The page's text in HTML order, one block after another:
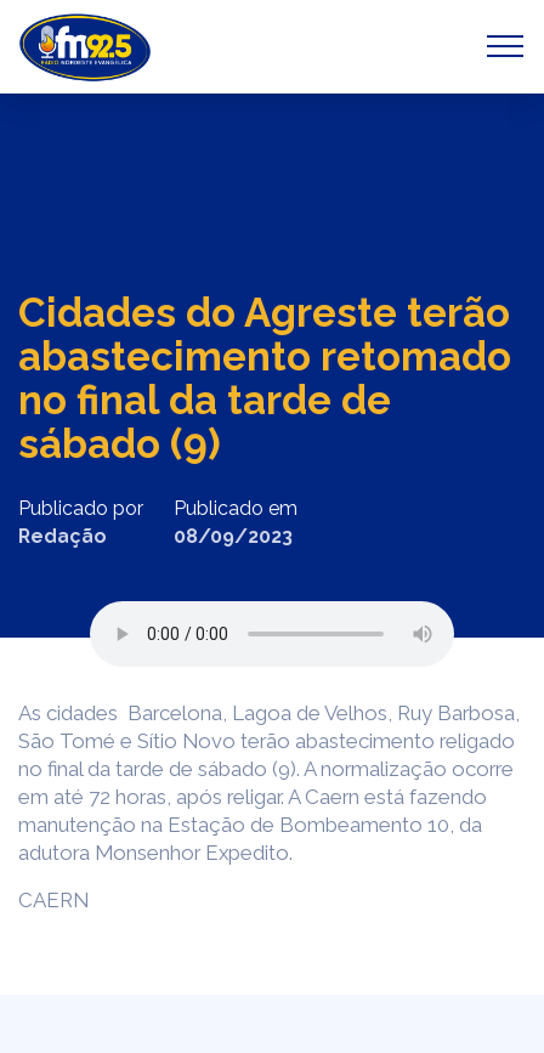
Previous Next
Cidades do Agreste terão
abastecimento retomado
no final da tarde de
sábado (9)
Publicado por
Redação
Publicado em
08/09/2023
As cidades Barcelona, Lagoa de Velhos, Ruy Barbosa,
São Tomé e Sítio Novo terão abastecimento religado
no final da tarde de sábado (9). A normalização ocorre
em até 72 horas, após religar. A Caern está fazendo
manutenção na Estação de Bombeamento 10, da
adutora Monsenhor Expedito.
CAERN